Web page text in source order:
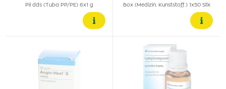
Pil dds (Tuba PP/PE) 6x1 g Box (Medizin. Kunststoff.) 1x50 Stk